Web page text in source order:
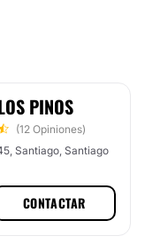
PINOS
(12 Opiniones)
Santiago, Santiago
CONTACTAR